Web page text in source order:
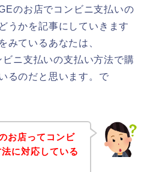
のお店でコンビニ支払いの
うかを記事にしていきます
みているあなたは、
ニ支払いの支払い方法で購
るのだと思います。で
お店ってコンビ
に対応している